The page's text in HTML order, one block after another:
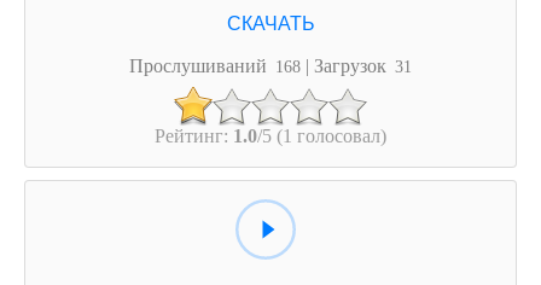
Прослушиваний 168 | Загрузок 31
Рейтинг: 1.0/5 (1 голосовал)